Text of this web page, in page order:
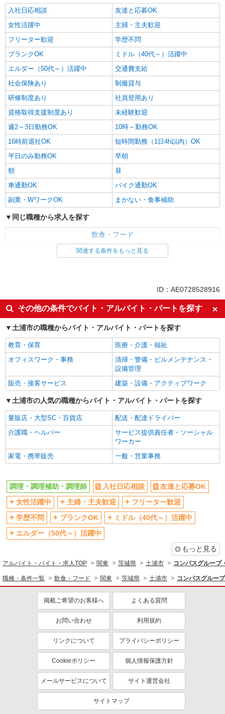
入社日応相談
友達と応募OK
女性活躍中
主婦・主夫歓迎
フリーター歓迎
学歴不問
ブランクOK
ミドル（40代～）活躍中
エルダー（50代～）活躍中
交通費支給
社会保険あり
制服貸与
研修制度あり
社員登用あり
資格取得支援制度あり
未経験歓迎
週2～3日勤務OK
10時～勤務OK
16時前退社OK
短時間勤務（1日4h以内）OK
平日のみ勤務OK
早朝
朝
昼
車通勤OK
バイク通勤OK
副業・WワークOK
まかない・食事補助
同じ職種から求人を探す
飲食・フード
調理・調理補助・調理師
社会保険あり
社員登用あり
未経験歓迎
週2～3日勤務OK
短時間勤務（1日4h以内）OK
車通勤OK
副業・WワークOK
まかない・食事補助
関連する条件をもっと見る
ID：AE0728528916
その他の条件でバイト・アルバイト・パートを探す
土浦市の職種からバイト・アルバイト・パートを探す
教育・保育
医療・介護・福祉
オフィスワーク・事務
清掃・警備・ビルメンテナンス・
設備管理
販売・接客サービス
建築・設備・アクティブワーク
土浦市の人気の職種からバイト・アルバイト・パートを探す
量販店・大型SC・百貨店
配送・配達ドライバー
介護職・ヘルパー
サービス提供責任者・ソーシャル
ワーカー
家電・携帯販売
一般・営業事務
調理・調理補助・調理師 入社日応相談
友達と応募OK
女性活躍中
主婦・主夫歓迎
フリーター歓迎
学歴不問
ブランクOK
ミドル（40代～）活躍中
エルダー（50代～）活躍中
もっと見る
アルバイト・バイト・求人TOP 関東 茨城県 土浦市 コンパスグルー
職種・条件一覧 飲食・フード 関東 茨城県 土浦市 コンパスグルー
掲載ご希望のお客様へ よくある質問
お問い合わせ 利用規約
リンクについて プライバシーポリシー
Cookieポリシー 個人情報保護方針
メールサービスについて サイト運営会社
サイトマップ